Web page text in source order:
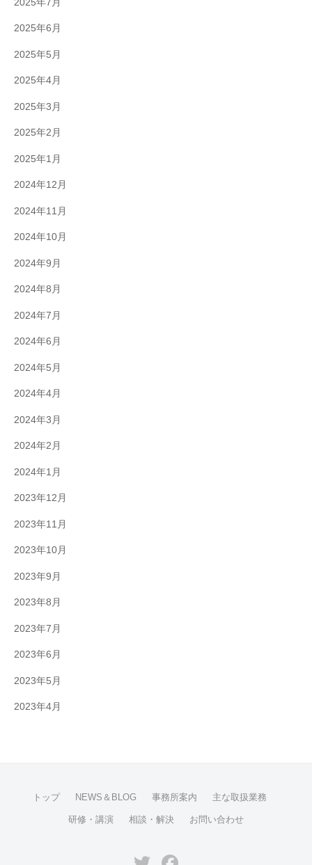
2025年7月
2025年6月
2025年5月
2025年4月
2025年3月
2025年2月
2025年1月
2024年12月
2024年11月
2024年10月
2024年9月
2024年8月
2024年7月
2024年6月
2024年5月
2024年4月
2024年3月
2024年2月
2024年1月
2023年12月
2023年11月
2023年10月
2023年9月
2023年8月
2023年7月
2023年6月
2023年5月
2023年4月
トップ NEWS＆BLOG 事務所案内 主な取扱業務
研修・講演 相談・解決 お問い合わせ
TwitterFacebook